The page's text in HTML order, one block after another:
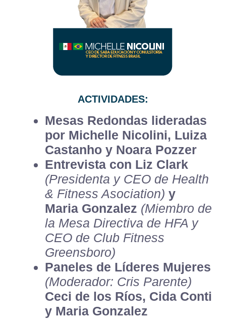
ACTIVIDADES:
Mesas Redondas lideradas
por Michelle Nicolini, Luiza
Castanho y Noara Pozzer
Entrevista con Liz Clark
(Presidenta y CEO de Health
& Fitness Asociation) y
Maria Gonzalez (Miembro de
la Mesa Directiva de HFA y
CEO de Club Fitness
Greensboro)
Paneles de Líderes Mujeres
(Moderador: Cris Parente)
Ceci de los Ríos, Cida Conti
y Maria Gonzalez